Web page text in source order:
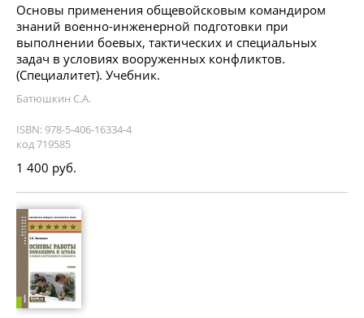
Основы применения общевойсковым командиром
знаний военно-инженерной подготовки при
выполнении боевых, тактических и специальных
задач в условиях вооруженных конфликтов.
(Специалитет). Учебник.
Батюшкин С.А.
ISBN: 978-5-406-16334-4
код 719585
1 400 руб.